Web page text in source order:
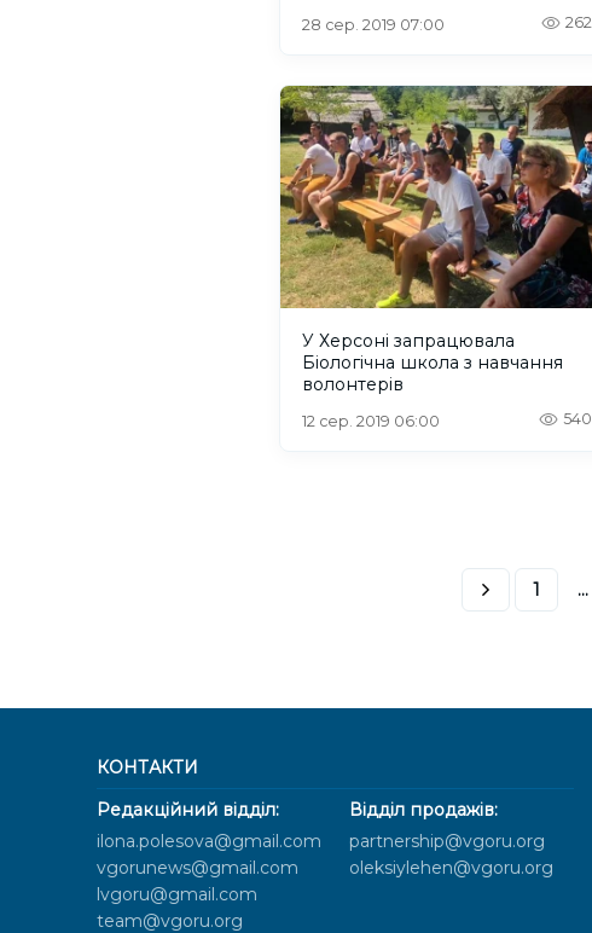
28 сер. 2019 07:00 262
У Херсоні запрацювала
Біологічна школа з навчання
волонтерів
12 сер. 2019 06:00 540
1 ...
КОНТАКТИ
Редакційний відділ:
ilona.polesova@gmail.com
vgorunews@gmail.com
lvgoru@gmail.com
team@vgoru.org
Відділ продажів:
partnership@vgoru.org
oleksiylehen@vgoru.org